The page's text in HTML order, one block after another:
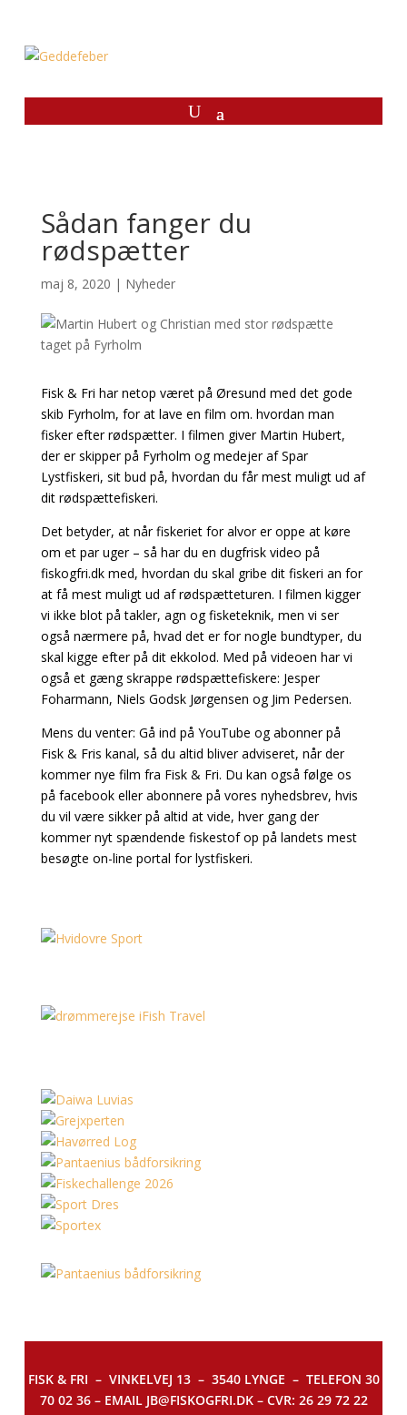
Sådan fanger du
rødspætter
maj 8, 2020 | Nyheder
Fisk & Fri har netop været på Øresund med det gode
skib Fyrholm, for at lave en film om. hvordan man
fisker efter rødspætter. I filmen giver Martin Hubert,
der er skipper på Fyrholm og medejer af Spar
Lystfiskeri, sit bud på, hvordan du får mest muligt ud af
dit rødspættefiskeri.
Det betyder, at når fiskeriet for alvor er oppe at køre
om et par uger – så har du en dugfrisk video på
fiskogfri.dk med, hvordan du skal gribe dit fiskeri an for
at få mest muligt ud af rødspætteturen. I filmen kigger
vi ikke blot på takler, agn og fisketeknik, men vi ser
også nærmere på, hvad det er for nogle bundtyper, du
skal kigge efter på dit ekkolod. Med på videoen har vi
også et gæng skrappe rødspættefiskere: Jesper
Foharmann, Niels Godsk Jørgensen og Jim Pedersen.
Mens du venter: Gå ind på YouTube og abonner på
Fisk & Fris kanal, så du altid bliver adviseret, når der
kommer nye film fra Fisk & Fri. Du kan også følge os
på facebook eller abonnere på vores nyhedsbrev, hvis
du vil være sikker på altid at vide, hver gang der
kommer nyt spændende fiskestof op på landets mest
besøgte on-line portal for lystfiskeri.
FISK & FRI – VINKELVEJ 13 – 3540 LYNGE – TELEFON 30
70 02 36 – EMAIL JB@FISKOGFRI.DK – CVR: 26 29 72 22